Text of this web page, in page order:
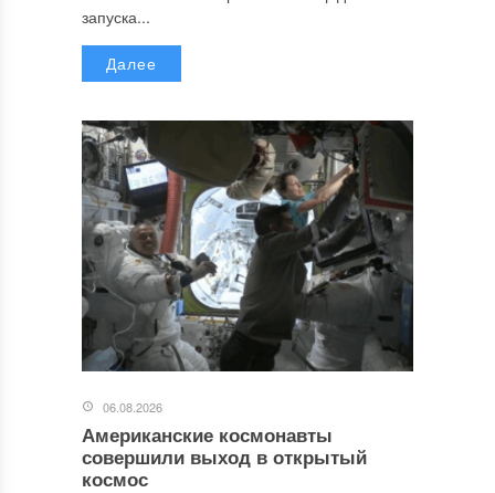
запуска...
Далее
06.08.2026
Американские космонавты
совершили выход в открытый
космос